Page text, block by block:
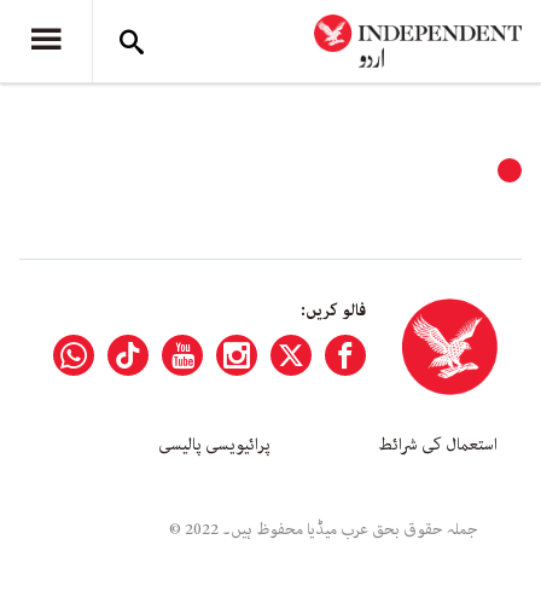
فالو کریں:
استعمال کی شرائط پرائیویسی پالیسی
جملہ حقوق بحق عرب میڈیا محفوظ ہیں۔ 2022 ©